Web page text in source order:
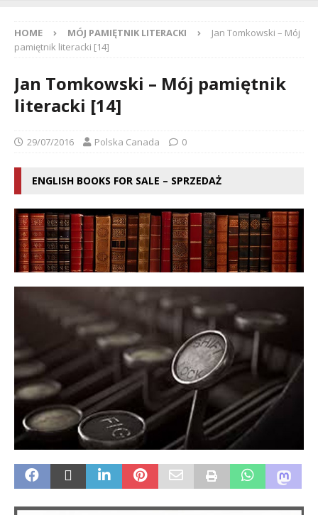
HOME MÓJ PAMIĘTNIK LITERACKI
Jan Tomkowski – Mój
pamiętnik literacki [14]
Jan Tomkowski – Mój pamiętnik
literacki [14]
29/07/2016 Polska Canada 0
ENGLISH BOOKS FOR SALE – SPRZEDAŻ